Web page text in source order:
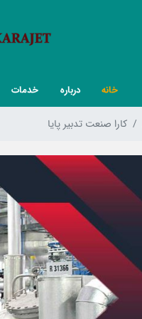
خانه درباره خدمات
کارا صنعت تدبیر پایا‍